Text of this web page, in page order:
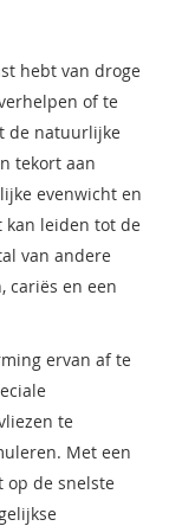
hebt van droge
of te
de natuurlijke
tekort aan
evenwicht en
kan leiden tot de
van andere
cariës en een
ervan af te
te
Met een
op de snelste